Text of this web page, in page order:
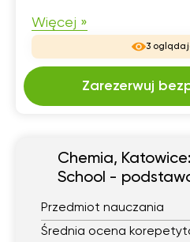
Więcej »
3
Zarezerwuj
Chemia,
School -
Przedmiot nauczania
Średnia ocena